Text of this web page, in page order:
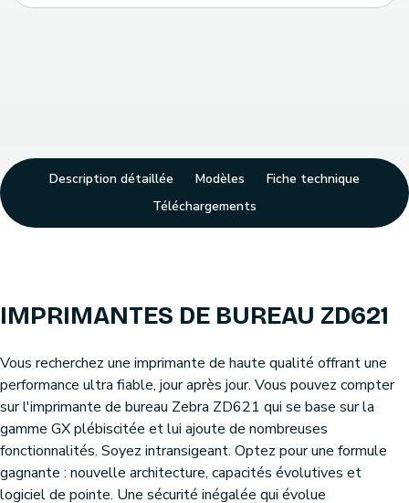
Description détaillée Modèles
Fiche technique
Téléchargements
IMPRIMANTES DE BUREAU ZD621
Vous recherchez une imprimante de haute qualité offrant une
performance ultra fiable, jour après jour. Vous pouvez compter
sur l'imprimante de bureau Zebra ZD621 qui se base sur la
gamme GX plébiscitée et lui ajoute de nombreuses
fonctionnalités. Soyez intransigeant. Optez pour une formule
gagnante : nouvelle architecture, capacités évolutives et
logiciel de pointe. Une sécurité inégalée qui évolue